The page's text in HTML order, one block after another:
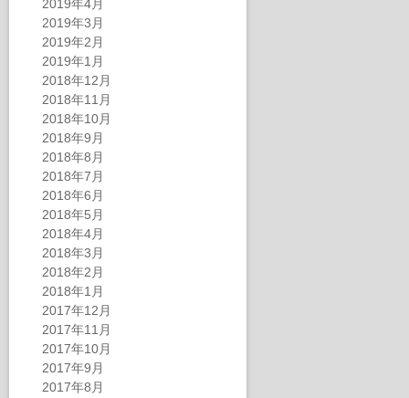
2019年4月
2019年3月
2019年2月
2019年1月
2018年12月
2018年11月
2018年10月
2018年9月
2018年8月
2018年7月
2018年6月
2018年5月
2018年4月
2018年3月
2018年2月
2018年1月
2017年12月
2017年11月
2017年10月
2017年9月
2017年8月